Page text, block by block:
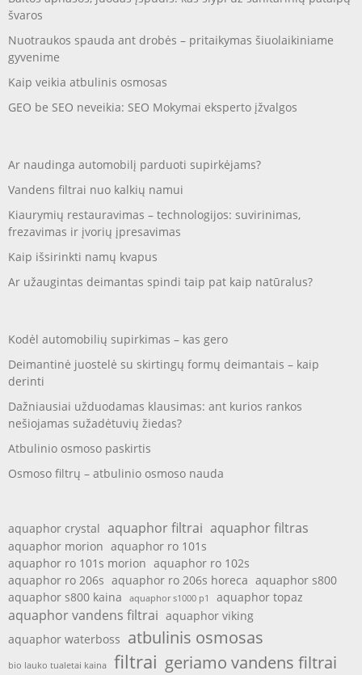
švaros
Nuotraukos spauda ant drobės – pritaikymas šiuolaikiniame
gyvenime
Kaip veikia atbulinis osmosas
GEO be SEO neveikia: SEO Mokymai eksperto įžvalgos
Ar naudinga automobilį parduoti supirkėjams?
Vandens filtrai nuo kalkių namui
Kiaurymių restauravimas – technologijos: suvirinimas,
frezavimas ir įvorių įpresavimas
Kaip išsirinkti namų kvapus
Ar užaugintas deimantas spindi taip pat kaip natūralus?
Kodėl automobilių supirkimas – kas gero
Deimantinė juostelė su skirtingų formų deimantais – kaip
derinti
Dažniausiai užduodamas klausimas: ant kurios rankos
nešiojamas sužadėtuvių žiedas?
Atbulinio osmoso paskirtis
Osmoso filtrų – atbulinio osmoso nauda
aquaphor crystal aquaphor filtrai aquaphor filtras
aquaphor morion aquaphor ro 101s
aquaphor ro 101s morion aquaphor ro 102s
aquaphor ro 206s aquaphor ro 206s horeca aquaphor s800
aquaphor s800 kaina
aquaphor s1000 p1 aquaphor topaz
aquaphor vandens filtrai aquaphor viking
aquaphor waterboss atbulinis osmosas
bio lauko tualetai kaina filtrai geriamo vandens filtrai